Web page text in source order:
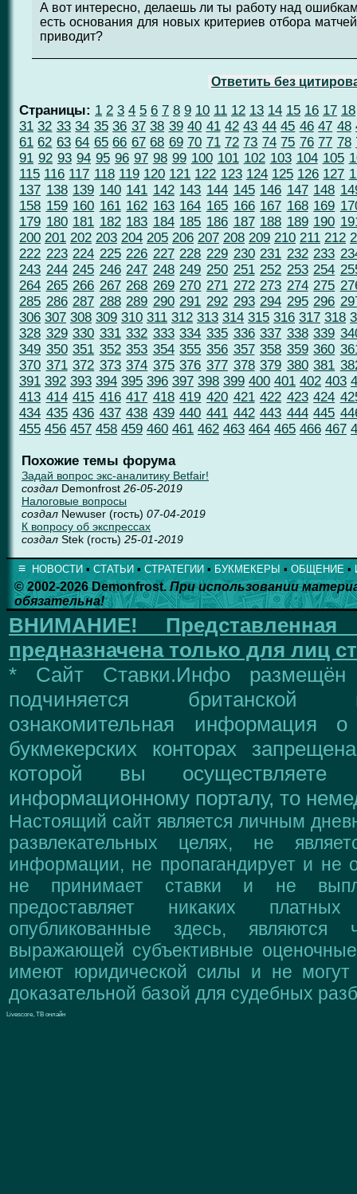
А вот интересно, делаешь ли ты работу над
есть основания для новых критериев отбора
приводит?
Ответить без
Страницы: 1 2 3 4 5 6 7 8 9 10 11 12 13 14 15 16 17 18
31 32 33 34 35 36 37 38 39 40 41 42 43 44 45 46 47 48
61 62 63 64 65 66 67 68 69 70 71 72 73 74 75 76 77 78
91 92 93 94 95 96 97 98 99 100 101 102 103 104 105
115 116 117 118 119 120 121 122 123 124 125 126 127
137 138 139 140 141 142 143 144 145 146 147 148
158 159 160 161 162 163 164 165 166 167 168 169
179 180 181 182 183 184 185 186 187 188 189 190
200 201 202 203 204 205 206 207 208 209 210 211 212
222 223 224 225 226 227 228 229 230 231 232 233
243 244 245 246 247 248 249 250 251 252 253 254
264 265 266 267 268 269 270 271 272 273 274 275
285 286 287 288 289 290 291 292 293 294 295 296
306 307 308 309 310 311 312 313 314 315 316 317 318
328 329 330 331 332 333 334 335 336 337 338 339
349 350 351 352 353 354 355 356 357 358 359 360
370 371 372 373 374 375 376 377 378 379 380 381
391 392 393 394 395 396 397 398 399 400 401 402 403
413 414 415 416 417 418 419 420 421 422 423 424
434 435 436 437 438 439 440 441 442 443 444 445
455 456 457 458 459 460 461 462 463 464 465 466 467
Похожие темы форума
Задай вопрос экс-аналитику Betfair!
создал Demonfrost 26-05-2019
Налоговые вопросы
создал Newuser (гость) 07-04-2019
К вопросу об экспрессах
создал Stek (гость) 25-01-2019
≡ НОВОСТИ ▪ СТАТЬИ ▪ СТРАТЕГИИ ▪ БУКМЕКЕРЫ ▪ ОБЩЕНИЕ ▪
© 2002-2026 Demonfrost.При использовании
обязательна!
ВНИМАНИЕ!
предназначена только для лиц
* Сайт Ставки.Инфо размещён
подчиняется британской
ознакомительная информация
букмекерских конторах
которой вы
информационному порталу, то
Настоящий сайт является личным
развлекательных целях, не
информации, не пропагандирует и не
не принимает ставки и не
предоставляет никаких
опубликованные здесь, являются
выражающей субъективные
имеют юридической силы и не могут
доказательной базой для судебных
Livescore, ТВ онлайн